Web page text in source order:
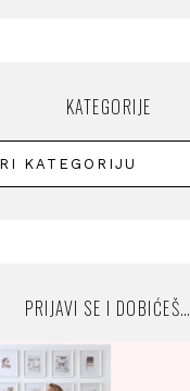
KATEGORIJE
PRIJAVI SE I DOBIĆEŠ…